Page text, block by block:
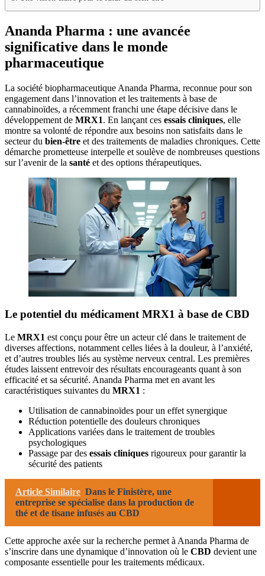
Ananda Pharma : une avancée
significative dans le monde
pharmaceutique
La société biopharmaceutique Ananda Pharma, reconnue pour son
engagement dans l’innovation et les traitements à base de
cannabinoïdes, a récemment franchi une étape décisive dans le
développement de MRX1. En lançant ces essais cliniques, elle
montre sa volonté de répondre aux besoins non satisfaits dans le
secteur du bien-être et des traitements de maladies chroniques. Cette
démarche prometteuse interpelle et soulève de nombreuses questions
sur l’avenir de la santé et des options thérapeutiques.
Le potentiel du médicament MRX1 à base de CBD
Le MRX1 est conçu pour être un acteur clé dans le traitement de
diverses affections, notamment celles liées à la douleur, à l’anxiété,
et d’autres troubles liés au système nerveux central. Les premières
études laissent entrevoir des résultats encourageants quant à son
efficacité et sa sécurité. Ananda Pharma met en avant les
caractéristiques suivantes du MRX1 :
Utilisation de cannabinoïdes pour un effet synergique
Réduction potentielle des douleurs chroniques
Applications variées dans le traitement de troubles
psychologiques
Passage par des essais cliniques rigoureux pour garantir la
sécurité des patients
Article Similaire Dans le Finistère, une
entreprise se spécialise dans la production de
thé et de tisane infusés au CBD
Cette approche axée sur la recherche permet à Ananda Pharma de
s’inscrire dans une dynamique d’innovation où le CBD devient une
composante essentielle pour les traitements médicaux.